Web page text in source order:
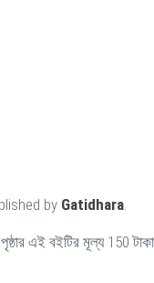
by Gatidhara.
এই বইটির মূল্য 150